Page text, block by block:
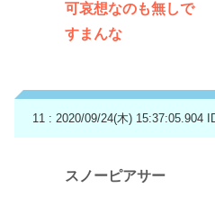
可哀想なのも無しで
すまんな
11 : 2020/09/24(木) 15:37:05.904
スノーピアサー